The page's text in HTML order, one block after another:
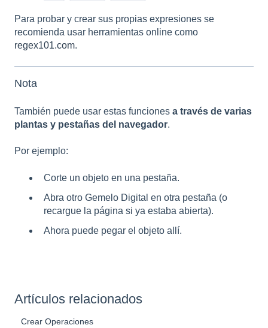
Para probar y crear sus propias expresiones se
recomienda usar herramientas online como
regex101.com.
Nota
También puede usar estas funciones a través de varias
plantas y pestañas del navegador.
Por ejemplo:
Corte un objeto en una pestaña.
Abra otro Gemelo Digital en otra pestaña (o
recargue la página si ya estaba abierta).
Ahora puede pegar el objeto allí.
Artículos relacionados
Crear Operaciones